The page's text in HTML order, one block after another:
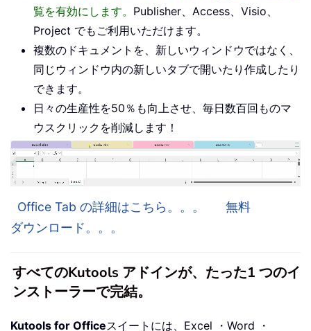
覧を有効にします。 Publisher、Access、Visio、
Project でもご利用いただけます。
複数のドキュメントを、新しいウィンドウではなく、
同じウィンドウ内の新しいタブで開いたり作成したり
できます。
日々の生産性を50％も向上させ、毎日数百回ものマ
ウスクリックを削減します！
Office Tab の詳細はこちら。。。
無料
ダウンロード。。。
すべてのKutools アドインが、たった1 つのイ
ンストーラーで完結。
Kutools for Officeスイートには、Excel ・Word ・